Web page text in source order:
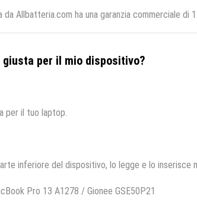
da Allbatteria.com ha una garanzia commerciale
per il mio dispositivo?
per il tuo laptop.
inferiore del dispositivo, lo legge e lo inserisce
Pro 13 A1278 / Gionee GSE50P21